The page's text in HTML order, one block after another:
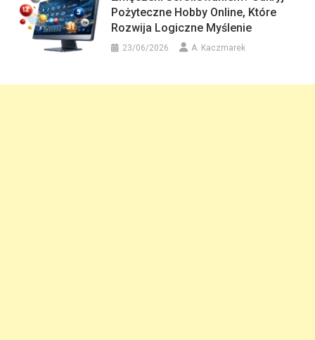
Pożyteczne Hobby Online, Które
Rozwija Logiczne Myślenie
23/06/2026 A. Kaczmarek